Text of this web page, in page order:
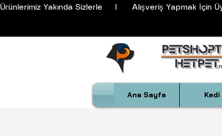
Ürünlerimiz Yakında Sizlerle     I      Alışveriş Yapmak
Ana Sayfa Kedi